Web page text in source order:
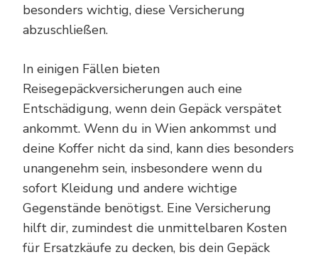
besonders wichtig, diese Versicherung
abzuschließen.
In einigen Fällen bieten
Reisegepäckversicherungen auch eine
Entschädigung, wenn dein Gepäck verspätet
ankommt. Wenn du in Wien ankommst und
deine Koffer nicht da sind, kann dies besonders
unangenehm sein, insbesondere wenn du
sofort Kleidung und andere wichtige
Gegenstände benötigst. Eine Versicherung
hilft dir, zumindest die unmittelbaren Kosten
für Ersatzkäufe zu decken, bis dein Gepäck